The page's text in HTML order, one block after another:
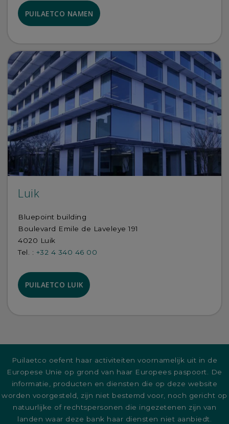
PUILAETCO NAMEN
Luik
Bluepoint building
Boulevard Emile de Laveleye 191
4020 Luik
Tel. : +32 4 340 46 00
PUILAETCO LUIK
Puilaetco oefent haar activiteiten voornamelijk uit in de
Europese Unie op grond van haar Europees paspoort. De
informatie, producten en diensten die op deze website
worden voorgesteld, zijn niet bestemd voor, noch gericht op
natuurlijke of rechtspersonen die ingezetenen zijn van
landen waar deze bank haar diensten niet aanbiedt.